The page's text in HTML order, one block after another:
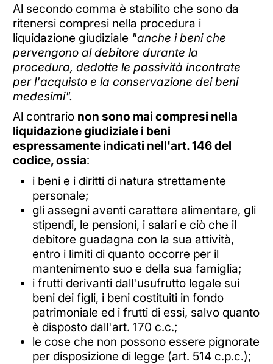
Al secondo comma è stabilito che sono da
ritenersi compresi nella procedura i
liquidazione giudiziale "anche i beni che
pervengono al debitore durante la
procedura, dedotte le passività incontrate
per l'acquisto e la conservazione dei beni
medesimi".
Al contrario non sono mai compresi nella
liquidazione giudiziale i beni
espressamente indicati nell'art. 146 del
codice, ossia:
i beni e i diritti di natura strettamente
personale;
gli assegni aventi carattere alimentare, gli
stipendi, le pensioni, i salari e ciò che il
debitore guadagna con la sua attività,
entro i limiti di quanto occorre per il
mantenimento suo e della sua famiglia;
i frutti derivanti dall'usufrutto legale sui
beni dei figli, i beni costituiti in fondo
patrimoniale ed i frutti di essi, salvo quanto
è disposto dall'art. 170 c.c.;
le cose che non possono essere pignorate
per disposizione di legge (art. 514 c.p.c.);